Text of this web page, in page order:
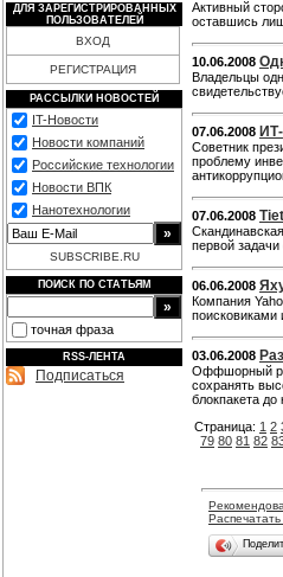
ДЛЯ ЗАРЕГИСТРИРОВАННЫХ
ПОЛЬЗОВАТЕЛЕЙ
ВХОД
РЕГИСТРАЦИЯ
РАССЫЛКИ НОВОСТЕЙ
IT-Новости
Новости компаний
Российские технологии
Новости ВПК
Нанотехнологии
SUBSCRIBE.RU
ПОИСК ПО СТАТЬЯМ
точная фраза
RSS-ЛЕНТА
Подписаться
Активный
оставшись
10.06.2008
Владельцы
07.06.2008
Советник
проблему
07.06.2008
первой
06.06.2008
Компания
поисковиками
03.06.2008
Оффшорный
сохранять
блокпакета до
Страница: 1 2
79 80 81 82